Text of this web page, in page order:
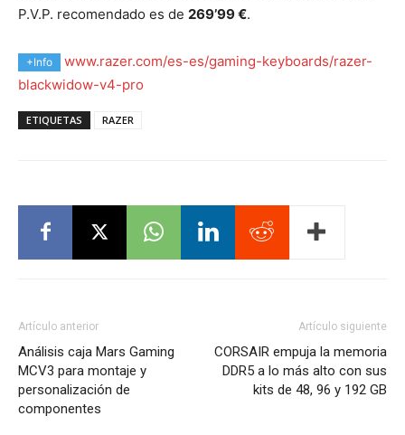
P.V.P. recomendado es de 269’99 €.
+Info
www.razer.com/es-es/gaming-keyboards/razer-
blackwidow-v4-pro
ETIQUETAS RAZER
Artículo anterior
Análisis caja Mars Gaming
MCV3 para montaje y
personalización de
componentes
Artículo siguiente
CORSAIR empuja la memoria
DDR5 a lo más alto con sus
kits de 48, 96 y 192 GB